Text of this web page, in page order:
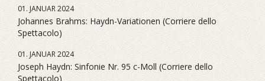
01. JANUAR 2024
Johannes Brahms: Haydn-Variationen (Corriere dello
Spettacolo)
01. JANUAR 2024
Joseph Haydn: Sinfonie Nr. 95 c-Moll (Corriere dello
Spettacolo)